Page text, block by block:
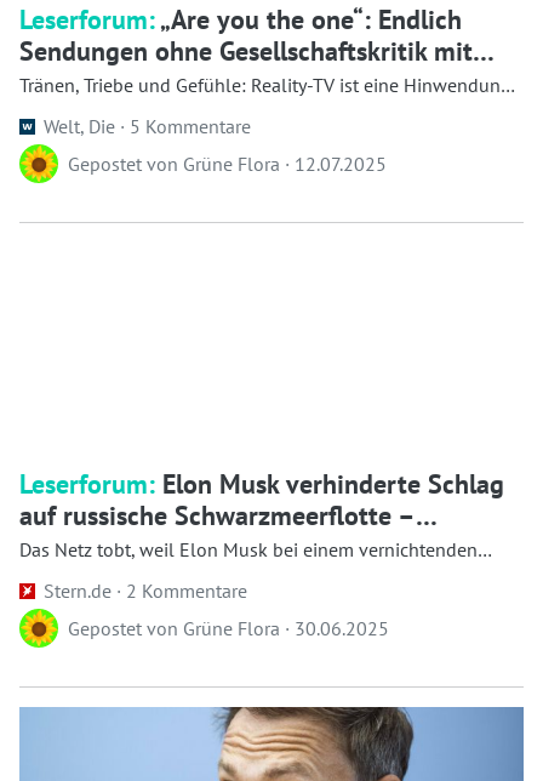
Leserforum:„Are you the one“: Endlich
Sendungen ohne Gesellschaftskritik mit
dem Vorschlaghammer - WELT
Tränen, Triebe und Gefühle: Reality-TV ist eine Hinwendung
Welt, Die · 5 Kommentare
Gepostet von Grüne Flora · 12.07.2025
Leserforum: Elon Musk verhinderte Schlag
auf russische Schwarzmeerflotte –
kritisieren kann man ihn dafür kaum
Das Netz tobt, weil Elon Musk bei einem vernichtenden
Stern.de · 2 Kommentare
Gepostet von Grüne Flora · 30.06.2025